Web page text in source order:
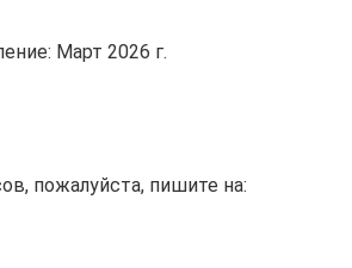
Март 2026 г.
пожалуйста, пишите на: